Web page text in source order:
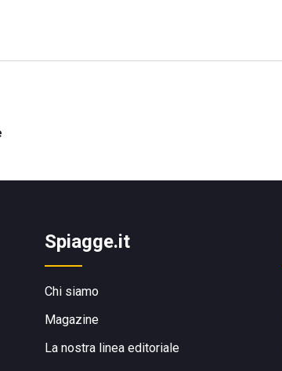
Spiagge.it
Chi siamo
Magazine
La nostra linea editoriale